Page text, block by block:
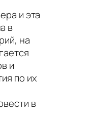
и эта
в
на
и
по их
в